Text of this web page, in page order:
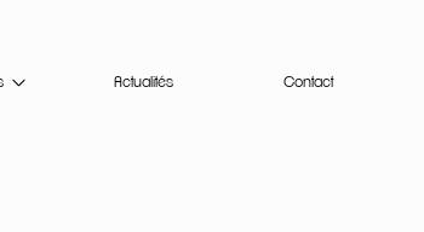
Actualités Contact